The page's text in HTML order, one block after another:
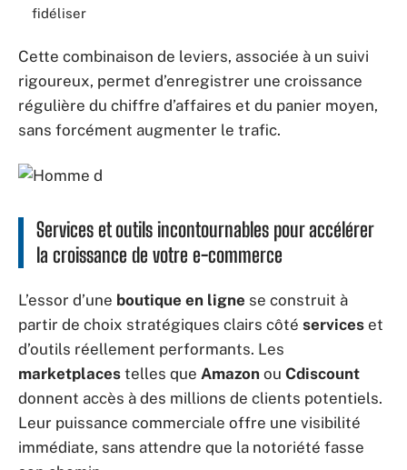
fidéliser
Cette combinaison de leviers, associée à un suivi
rigoureux, permet d’enregistrer une croissance
régulière du chiffre d’affaires et du panier moyen,
sans forcément augmenter le trafic.
Services et outils incontournables pour accélérer
la croissance de votre e-commerce
L’essor d’une boutique en ligne se construit à
partir de choix stratégiques clairs côté services et
d’outils réellement performants. Les
marketplaces telles que Amazon ou Cdiscount
donnent accès à des millions de clients potentiels.
Leur puissance commerciale offre une visibilité
immédiate, sans attendre que la notoriété fasse